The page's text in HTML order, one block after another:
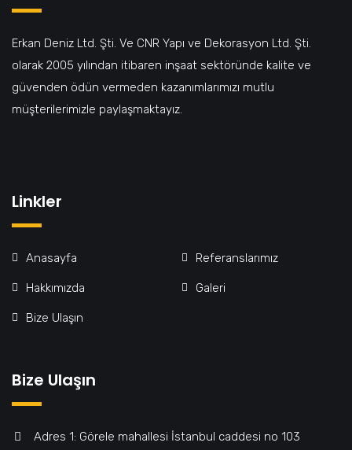
Erkan Deniz Ltd. Şti. Ve CNR Yapı ve Dekorasyon Ltd. Şti.
olarak 2005 yılından itibaren inşaat sektöründe kalite ve
güvenden ödün vermeden kazanımlarımızı mutlu
müşterilerimizle paylaşmaktayız.
Linkler
Anasayfa Referanslarımız
Hakkımızda Galeri
Bize Ulaşın
Bize Ulaşın
Adres 1: Görele mahallesi İstanbul caddesi no 103